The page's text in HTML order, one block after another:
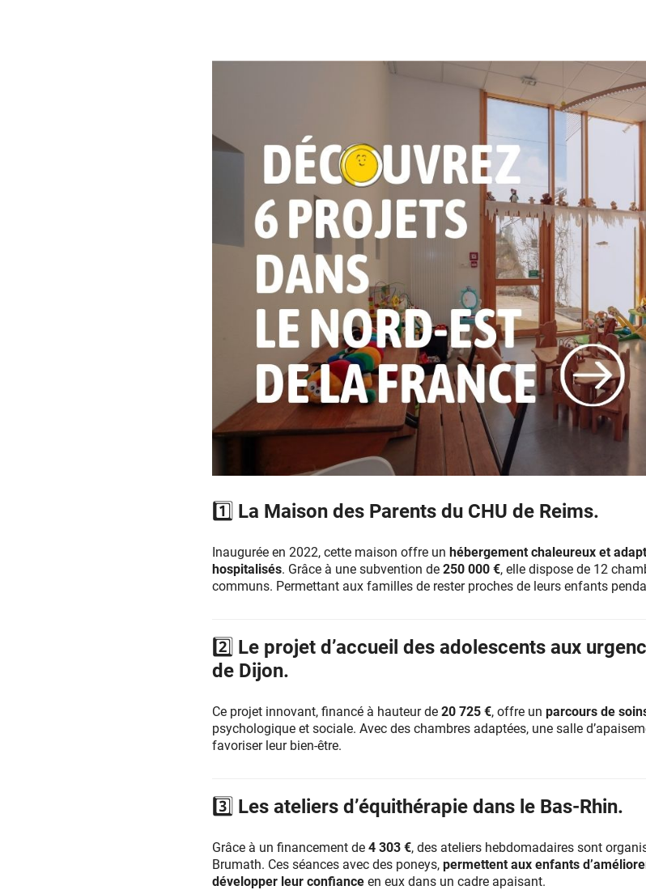
1️⃣ La Maison des Parents du CHU de Reims.
Inaugurée en 2022, cette maison offre un hébergement chaleureux et
hospitalisés. Grâce à une subvention de 250 000 €, elle dispose de 12
communs. Permettant aux familles de rester proches de leurs enfants
2️⃣ Le projet d’accueil des adolescents aux
de Dijon.
Ce projet innovant, financé à hauteur de 20 725 €, offre un parcours de
psychologique et sociale. Avec des chambres adaptées, une salle
favoriser leur bien-être.
3️⃣ Les ateliers d’équithérapie dans le Bas-Rhin.
Grâce à un financement de 4 303 €, des ateliers hebdomadaires sont
Brumath. Ces séances avec des poneys, permettent aux enfants
développer leur confiance en eux dans un cadre apaisant.